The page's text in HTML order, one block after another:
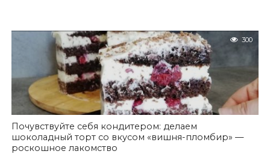
300
Почувствуйте себя кондитером: делаем
шоколадный торт со вкусом «вишня-пломбир» —
роскошное лакомство